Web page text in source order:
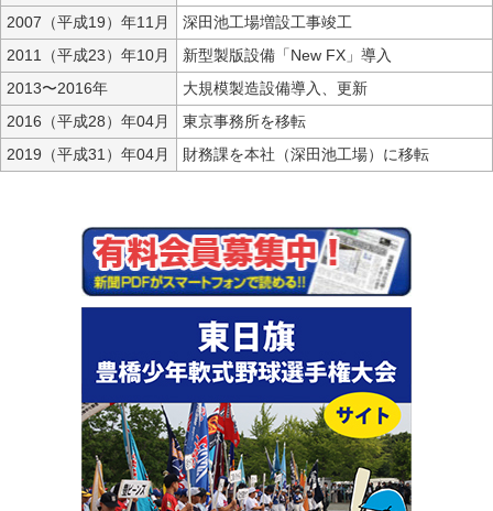
2007（平成19）年11月
深田池工場増設工事竣工
2011（平成23）年10月
新型製版設備「New FX」導入
2013〜2016年
大規模製造設備導入、更新
2016（平成28）年04月
東京事務所を移転
2019（平成31）年04月
財務課を本社（深田池工場）に移転